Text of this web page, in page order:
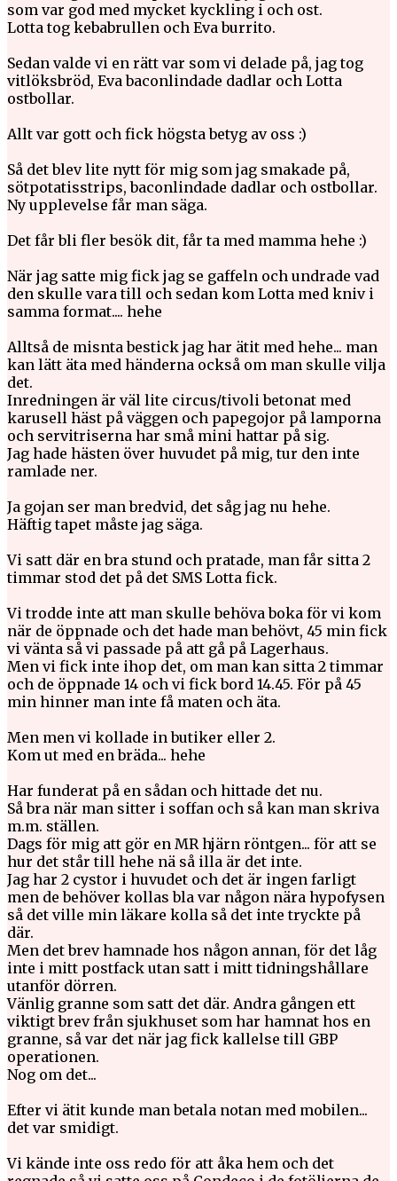
som var god med mycket kyckling i och ost.
Lotta tog kebabrullen och Eva burrito.
Sedan valde vi en rätt var som vi delade på, jag tog
vitlöksbröd, Eva baconlindade dadlar och Lotta
ostbollar.
Allt var gott och fick högsta betyg av oss :)
Så det blev lite nytt för mig som jag smakade på,
sötpotatisstrips, baconlindade dadlar och ostbollar.
Ny upplevelse får man säga.
Det får bli fler besök dit, får ta med mamma hehe :)
När jag satte mig fick jag se gaffeln och undrade vad
den skulle vara till och sedan kom Lotta med kniv i
samma format.... hehe
Alltså de misnta bestick jag har ätit med hehe... man
kan lätt äta med händerna också om man skulle vilja
det.
Inredningen är väl lite circus/tivoli betonat med
karusell häst på väggen och papegojor på lamporna
och servitriserna har små mini hattar på sig.
Jag hade hästen över huvudet på mig, tur den inte
ramlade ner.
Ja gojan ser man bredvid, det såg jag nu hehe.
Häftig tapet måste jag säga.
Vi satt där en bra stund och pratade, man får sitta 2
timmar stod det på det SMS Lotta fick.
Vi trodde inte att man skulle behöva boka för vi kom
när de öppnade och det hade man behövt, 45 min fick
vi vänta så vi passade på att gå på Lagerhaus.
Men vi fick inte ihop det, om man kan sitta 2 timmar
och de öppnade 14 och vi fick bord 14.45. För på 45
min hinner man inte få maten och äta.
Men men vi kollade in butiker eller 2.
Kom ut med en bräda... hehe
Har funderat på en sådan och hittade det nu.
Så bra när man sitter i soffan och så kan man skriva
m.m. ställen.
Dags för mig att gör en MR hjärn röntgen... för att se
hur det står till hehe nä så illa är det inte.
Jag har 2 cystor i huvudet och det är ingen farligt
men de behöver kollas bla var någon nära hypofysen
så det ville min läkare kolla så det inte tryckte på
där.
Men det brev hamnade hos någon annan, för det låg
inte i mitt postfack utan satt i mitt tidningshållare
utanför dörren.
Vänlig granne som satt det där. Andra gången ett
viktigt brev från sjukhuset som har hamnat hos en
granne, så var det när jag fick kallelse till GBP
operationen.
Nog om det...
Efter vi ätit kunde man betala notan med mobilen...
det var smidigt.
Vi kände inte oss redo för att åka hem och det